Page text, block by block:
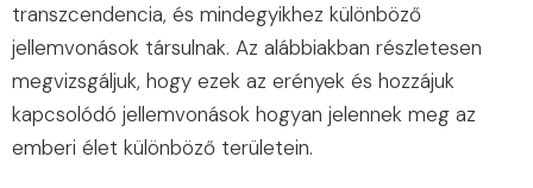
transzcendencia, és mindegyikhez különböző
jellemvonások társulnak. Az alábbiakban részletesen
megvizsgáljuk, hogy ezek az erények és hozzájuk
kapcsolódó jellemvonások hogyan jelennek meg az
emberi élet különböző területein.